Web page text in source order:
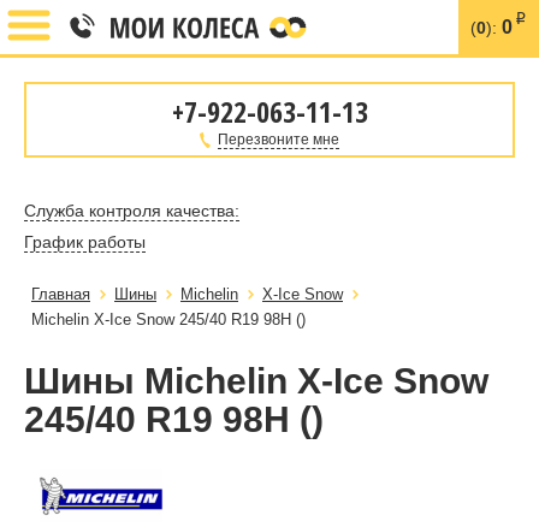
(0): 0 i
+7-922-063-11-13
Перезвоните мне
Служба контроля качества:
График работы
Главная Шины Michelin
X-Ice Snow
Michelin X-Ice Snow 245/40 R19 98H ()
Шины Michelin X-Ice Snow
245/40 R19 98H ()